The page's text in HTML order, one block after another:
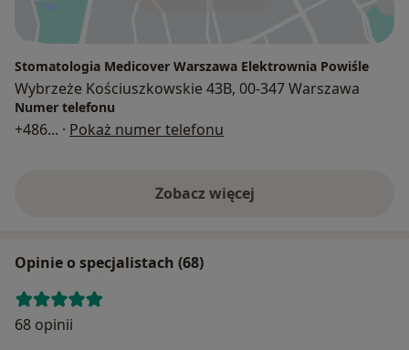
Stomatologia Medicover Warszawa Elektrownia Powiśle
Wybrzeże Kościuszkowskie 43B, 00-347 Warszawa
Numer telefonu
+486... · Pokaż numer telefonu
Zobacz więcej
Opinie o specjalistach (68)
68 opinii